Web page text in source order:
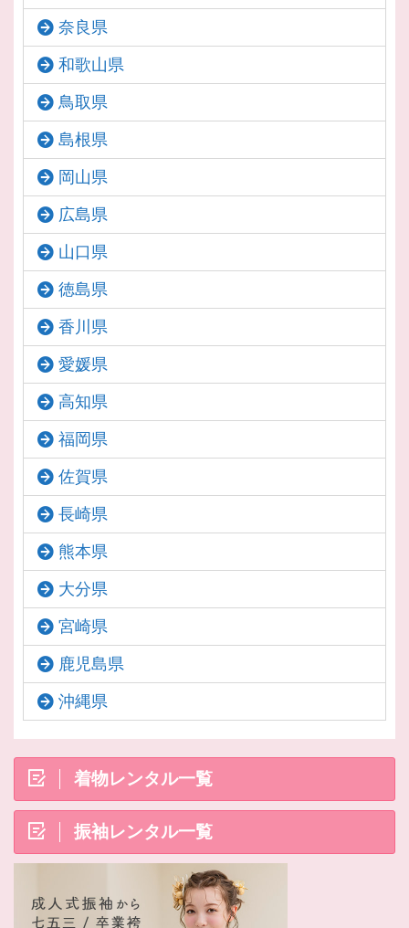
奈良県
和歌山県
鳥取県
島根県
岡山県
広島県
山口県
徳島県
香川県
愛媛県
高知県
福岡県
佐賀県
長崎県
熊本県
大分県
宮崎県
鹿児島県
沖縄県
着物レンタル一覧
振袖レンタル一覧